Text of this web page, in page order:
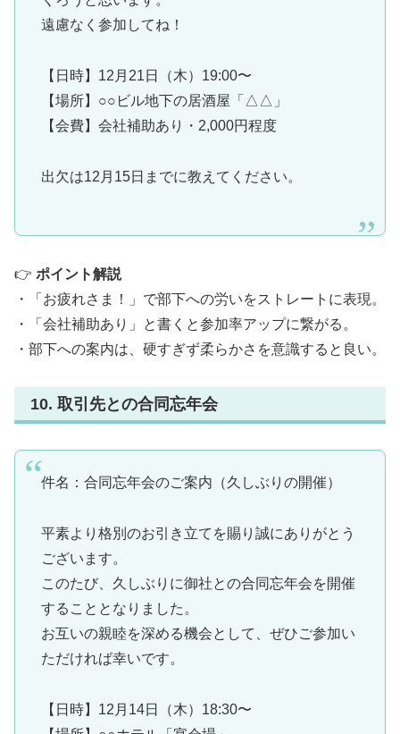
遠慮なく参加してね！
【日時】12月21日（木）19:00〜
【場所】○○ビル地下の居酒屋「△△」
【会費】会社補助あり・2,000円程度
出欠は12月15日までに教えてください。
👉 ポイント解説
・「お疲れさま！」で部下への労いをストレートに表現。
・「会社補助あり」と書くと参加率アップに繋がる。
・部下への案内は、硬すぎず柔らかさを意識すると良い。
10. 取引先との合同忘年会
件名：合同忘年会のご案内（久しぶりの開催）
平素より格別のお引き立てを賜り誠にありがとう
ございます。
このたび、久しぶりに御社との合同忘年会を開催
することとなりました。
お互いの親睦を深める機会として、ぜひご参加い
ただければ幸いです。
【日時】12月14日（木）18:30〜